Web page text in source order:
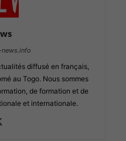
diffusé en français,
au Togo. Nous sommes
de formation et de
et internationale.